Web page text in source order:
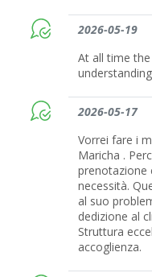
2026-05-19
At all time
2026-05-17
Vorrei fare i
Maricha .
prenotazione
necessità.
al suo
dedizione al
Struttura
accoglienza.